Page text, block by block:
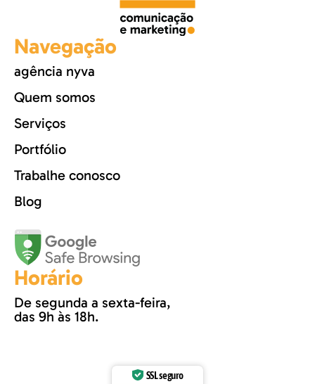
Navegação
agência nyva
Quem somos
Serviços
Portfólio
Trabalhe conosco
Blog
Horário
De segunda a sexta-feira,
das 9h às 18h.
SSL seguro